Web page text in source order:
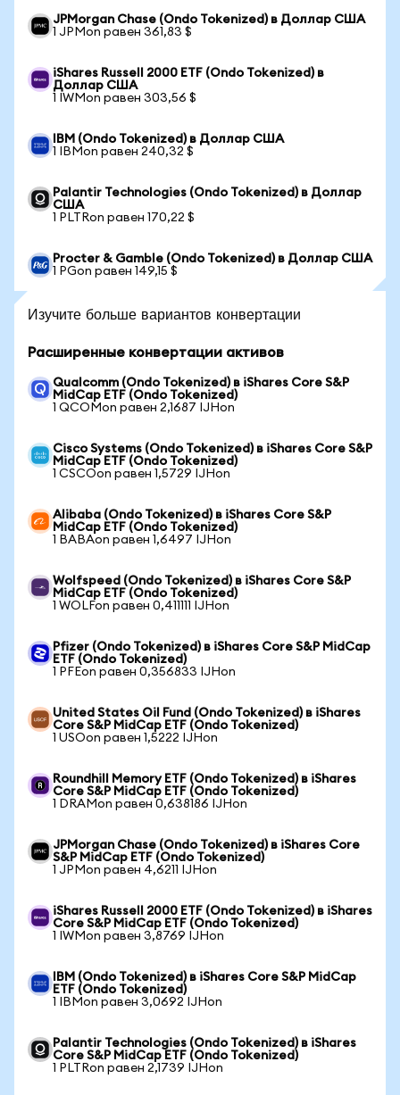
JPMorgan Chase (Ondo Tokenized) в Доллар США
1 JPMon равен 361,83 $
iShares Russell 2000 ETF (Ondo Tokenized) в
Доллар США
1 IWMon равен 303,56 $
IBM (Ondo Tokenized) в Доллар США
1 IBMon равен 240,32 $
Palantir Technologies (Ondo Tokenized) в Доллар
США
1 PLTRon равен 170,22 $
Procter & Gamble (Ondo Tokenized) в Доллар США
1 PGon равен 149,15 $
Изучите больше вариантов конвертации
Расширенные конвертации активов
Qualcomm (Ondo Tokenized) в iShares Core S&P
MidCap ETF (Ondo Tokenized)
1 QCOMon равен 2,1687 IJHon
Cisco Systems (Ondo Tokenized) в iShares Core S&P
MidCap ETF (Ondo Tokenized)
1 CSCOon равен 1,5729 IJHon
Alibaba (Ondo Tokenized) в iShares Core S&P
MidCap ETF (Ondo Tokenized)
1 BABAon равен 1,6497 IJHon
Wolfspeed (Ondo Tokenized) в iShares Core S&P
MidCap ETF (Ondo Tokenized)
1 WOLFon равен 0,411111 IJHon
Pfizer (Ondo Tokenized) в iShares Core S&P MidCap
ETF (Ondo Tokenized)
1 PFEon равен 0,356833 IJHon
United States Oil Fund (Ondo Tokenized) в iShares
Core S&P MidCap ETF (Ondo Tokenized)
1 USOon равен 1,5222 IJHon
Roundhill Memory ETF (Ondo Tokenized) в iShares
Core S&P MidCap ETF (Ondo Tokenized)
1 DRAMon равен 0,638186 IJHon
JPMorgan Chase (Ondo Tokenized) в iShares Core
S&P MidCap ETF (Ondo Tokenized)
1 JPMon равен 4,6211 IJHon
iShares Russell 2000 ETF (Ondo Tokenized) в iShares
Core S&P MidCap ETF (Ondo Tokenized)
1 IWMon равен 3,8769 IJHon
IBM (Ondo Tokenized) в iShares Core S&P MidCap
ETF (Ondo Tokenized)
1 IBMon равен 3,0692 IJHon
Palantir Technologies (Ondo Tokenized) в iShares
Core S&P MidCap ETF (Ondo Tokenized)
1 PLTRon равен 2,1739 IJHon